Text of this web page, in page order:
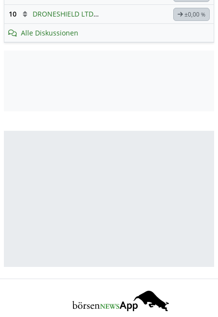
10 DRONESHIELD LTDHauptdiskussion ±0,00 %
Alle Diskussionen